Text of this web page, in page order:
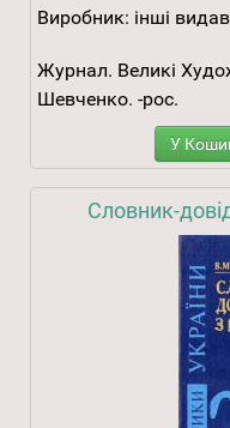
Виробник: інші
Журнал. Великі
Шевченко. -рос.
У
Словник-